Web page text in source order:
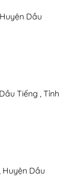
Dầu
Tiếng , Tỉnh
Huyện Dầu